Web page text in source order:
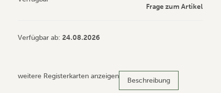
Frage zum Artikel
Verfügbar ab: 24.08.2026
weitere Registerkarten anzeigen
Beschreibung